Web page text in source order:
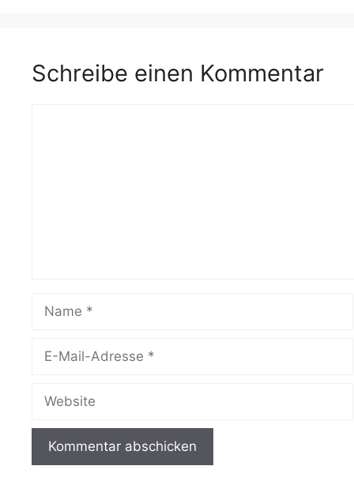
Schreibe einen Kommentar
Name
Website